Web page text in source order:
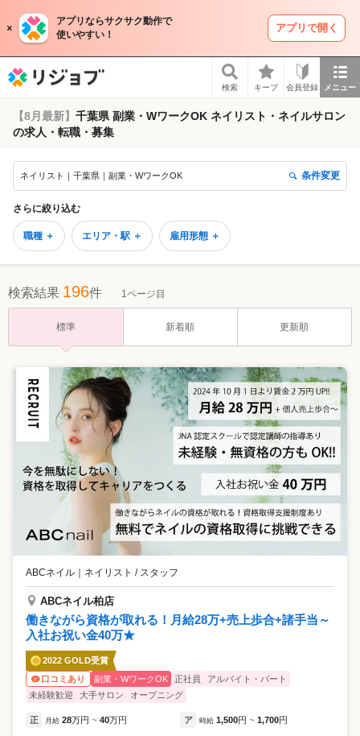
アプリならサクサク動作で
使いやすい！
アプリで開く
検索 キープ 会員登録 メニュー
【8月最新】 千葉県 副業・WワークOK ネイリスト・ネイルサロン
の求人・転職・募集
ネイリスト｜千葉県｜副業・WワークOK 条件変更
さらに絞り込む
職種 ＋ エリア・駅 ＋ 雇用形態 ＋
検索結果 196件 1ページ目
標準 新着順 更新順
ABCネイル ネイリスト / スタッフ
ABCネイル柏店
働きながら資格が取れる！月給28万+売上歩合+諸手当～
入社お祝い金40万★
2022 GOLD受賞
口コミあり
副業・WワークOK 正社員
アルバイト・パート
未経験歓迎
大手サロン オープニング
正 月給 28万円 ~ 40万円 ア 時給 1,500円 ~ 1,700円